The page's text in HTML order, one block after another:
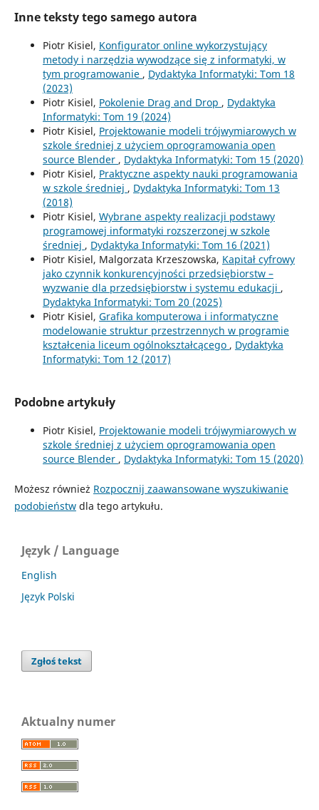
Inne teksty tego samego autora
Piotr Kisiel, Konfigurator online wykorzystujący
metody i narzędzia wywodzące się z informatyki, w
tym programowanie , Dydaktyka Informatyki: Tom 18
(2023)
Piotr Kisiel, Pokolenie Drag and Drop , Dydaktyka
Informatyki: Tom 19 (2024)
Piotr Kisiel, Projektowanie modeli trójwymiarowych w
szkole średniej z użyciem oprogramowania open
source Blender , Dydaktyka Informatyki: Tom 15 (2020)
Piotr Kisiel, Praktyczne aspekty nauki programowania
w szkole średniej , Dydaktyka Informatyki: Tom 13
(2018)
Piotr Kisiel, Wybrane aspekty realizacji podstawy
programowej informatyki rozszerzonej w szkole
średniej , Dydaktyka Informatyki: Tom 16 (2021)
Piotr Kisiel, Malgorzata Krzeszowska, Kapitał cyfrowy
jako czynnik konkurencyjności przedsiębiorstw –
wyzwanie dla przedsiębiorstw i systemu edukacji ,
Dydaktyka Informatyki: Tom 20 (2025)
Piotr Kisiel, Grafika komputerowa i informatyczne
modelowanie struktur przestrzennych w programie
kształcenia liceum ogólnokształcącego , Dydaktyka
Informatyki: Tom 12 (2017)
Podobne artykuły
Piotr Kisiel, Projektowanie modeli trójwymiarowych w
szkole średniej z użyciem oprogramowania open
source Blender , Dydaktyka Informatyki: Tom 15 (2020)
Możesz również Rozpocznij zaawansowane wyszukiwanie
podobieństwdla tego artykułu.
Język / Language
English
Język Polski
Zgłoś tekst
Aktualny numer